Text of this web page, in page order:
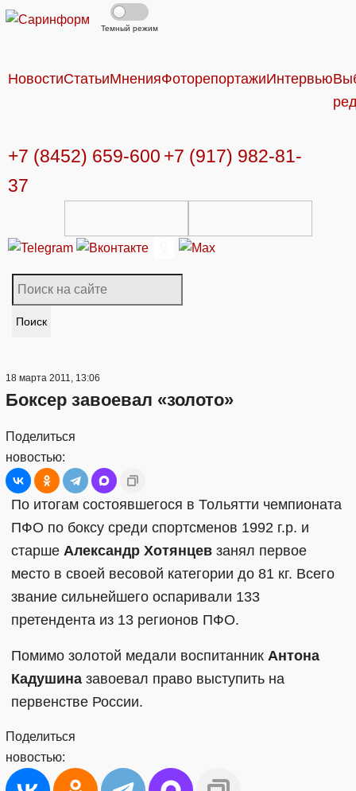
Темный режим
НовостиСтатьиМненияФоторепортажиИнтервью
+7 (8452) 659-600 +7 (917) 982-81-
37
Поиск
18 марта 2011, 13:06
Боксер завоевал «золото»
Поделиться
новостью:
По итогам состоявшегося в Тольятти чемпионата
ПФО по боксу среди спортсменов 1992 г.р. и
старше Александр Хотянцев занял первое
место в своей весовой категории до 81 кг. Всего
звание сильнейшего оспаривали 133
претендента из 13 регионов ПФО.
Помимо золотой медали воспитанник Антона
Кадушина завоевал право выступить на
первенстве России.
Поделиться
новостью: